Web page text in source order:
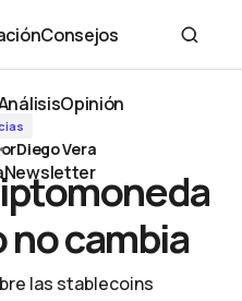
Consejos
Consejos
Opinión
Newsletter
Newsletter
no cambia
Diego Vera
cambia
las stablecoins